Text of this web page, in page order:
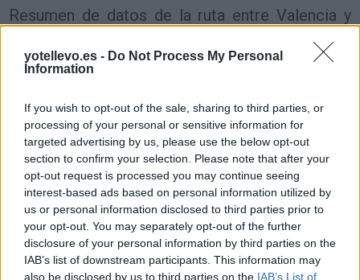
yotellevo.es - Do Not Process My Personal
Information
If you wish to opt-out of the sale, sharing to third parties, or
processing of your personal or sensitive information for
targeted advertising by us, please use the below opt-out
section to confirm your selection. Please note that after your
opt-out request is processed you may continue seeing
interest-based ads based on personal information utilized by
us or personal information disclosed to third parties prior to
your opt-out. You may separately opt-out of the further
disclosure of your personal information by third parties on the
IAB’s list of downstream participants. This information may
also be disclosed by us to third parties on the IAB’s List of
Resumen de datos de la ruta entre Valencia y
Tipo dePrecio
Gasolina 95
0,00€ 23l.-
0,00€
33 l.-
0,00€
47l.- 0,00€
Gasolina 98 0,00€ 23l.-
0,00€
33 l.-
0,00€
47l.- 0,00€
Gasoil 0,00€ 23 l.-
0,00€
33l.-
0,00€
47l.- 0,00€
Bio diesel 23 l.-
0,00€
33
-
0,00€
47 - 0,00€